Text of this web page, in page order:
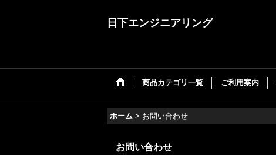
日下エンジニアリング
商品カテゴリ一覧 ご利用案内
ホーム > お問い合わせ
お問い合わせ